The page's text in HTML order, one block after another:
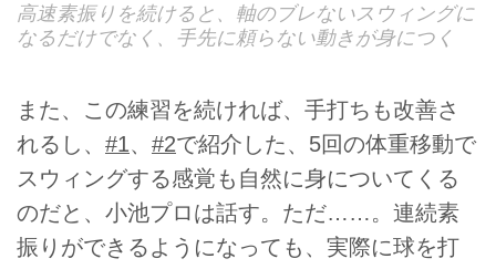
高速素振りを続けると、軸のブレないスウィングに
なるだけでなく、手先に頼らない動きが身につく
また、この練習を続ければ、手打ちも改善さ
れるし、 #1、 #2で紹介した、5回の体重移動で
スウィングする感覚も自然に身についてくる
のだと、小池プロは話す。ただ……。連続素
振りができるようになっても、実際に球を打